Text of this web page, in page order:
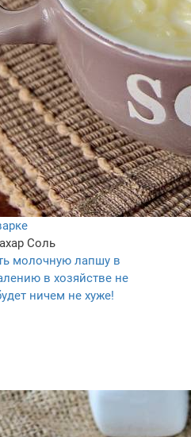
Соль
молочную лапшу в
в хозяйстве не
ничем не хуже!